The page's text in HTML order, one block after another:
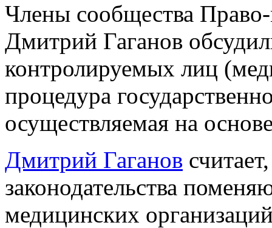
Члены сообщества
Дмитрий Гаганов
контролируемых лиц
процедура
осуществляемая на
Дмитрий Гаганов
законодательства
медицинских